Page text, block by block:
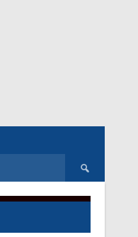
Keresés: